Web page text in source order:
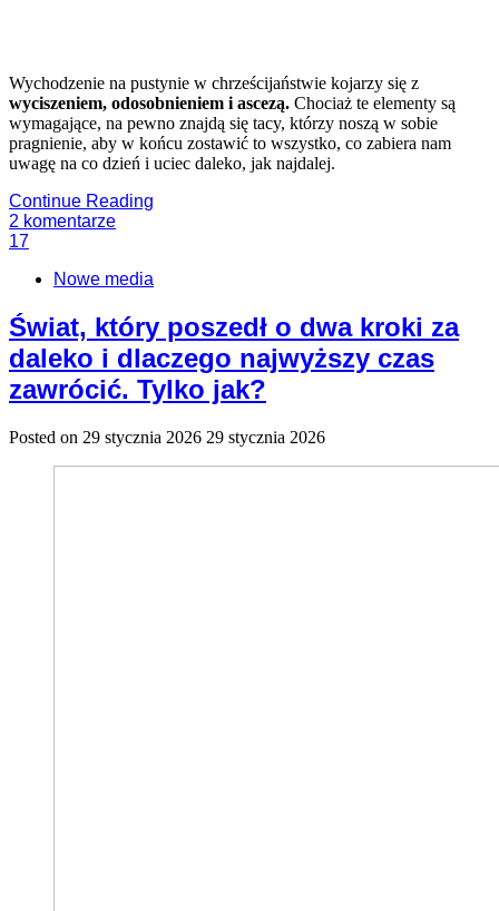
Wychodzenie na pustynie w chrześcijaństwie kojarzy się z
wyciszeniem, odosobnieniem i ascezą. Chociaż te elementy są
wymagające, na pewno znajdą się tacy, którzy noszą w sobie
pragnienie, aby w końcu zostawić to wszystko, co zabiera nam
uwagę na co dzień i uciec daleko, jak najdalej.
Continue Reading
2 komentarze
17
Nowe media
Świat, który poszedł o dwa kroki za
daleko i dlaczego najwyższy czas
zawrócić. Tylko jak?
Posted on 29 stycznia 2026 29 stycznia 2026